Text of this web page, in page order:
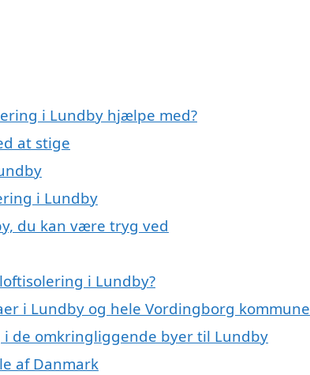
i Lundby hjælpe med?
at stige
i Lundby
du kan være tryg ved
i Lundby?
i Lundby og hele Vordingborg kommune
de omkringliggende byer til Lundby
af Danmark